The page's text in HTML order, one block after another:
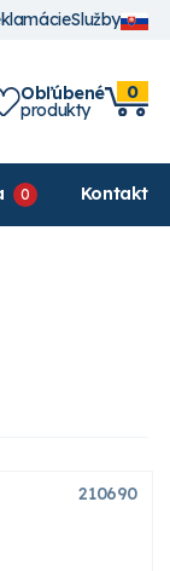
Služby
Obľúbené
produkty
0
Kontakt
210690